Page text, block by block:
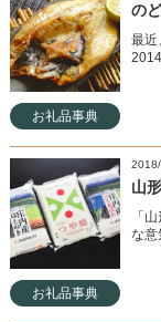
最近
お礼品事典
「
な意
お礼品事典